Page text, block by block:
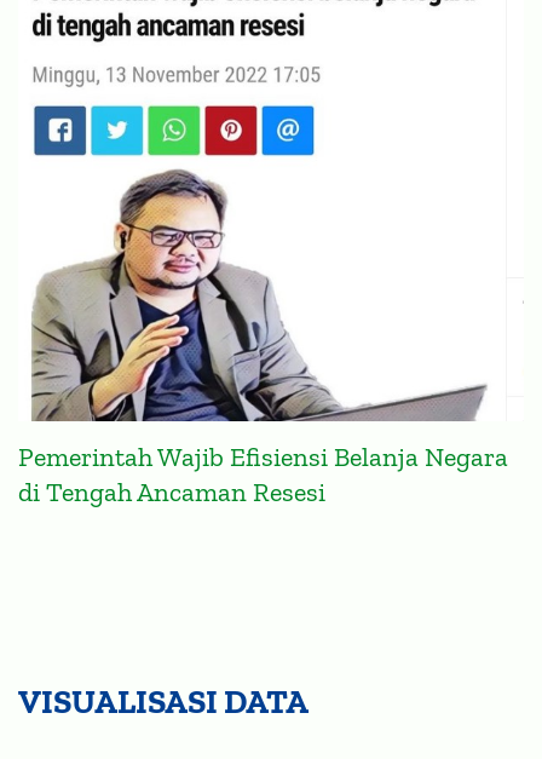
Pemerintah Wajib Efisiensi Belanja Negara
di Tengah Ancaman Resesi
VISUALISASI DATA